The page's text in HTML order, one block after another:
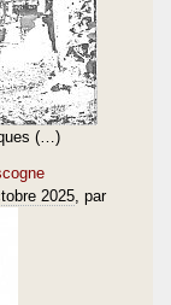
(…)
2025 , par